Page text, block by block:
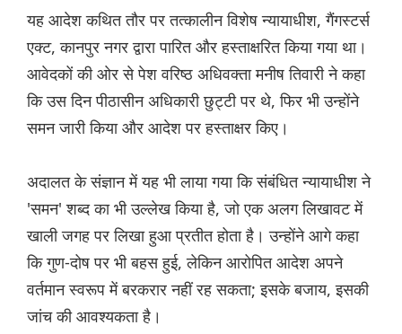
यह आदेश कथित तौर पर तत्कालीन विशेष न्यायाधीश, गैंगस्टर्स
एक्ट, कानपुर नगर द्वारा पारित और हस्ताक्षरित किया गया था।
आवेदकों की ओर से पेश वरिष्ठ अधिवक्ता मनीष तिवारी ने कहा
कि उस दिन पीठासीन अधिकारी छुट्टी पर थे, फिर भी उन्होंने
समन जारी किया और आदेश पर हस्ताक्षर किए।
अदालत के संज्ञान में यह भी लाया गया कि संबंधित न्यायाधीश ने
'समन' शब्द का भी उल्लेख किया है, जो एक अलग लिखावट में
खाली जगह पर लिखा हुआ प्रतीत होता है। उन्होंने आगे कहा
कि गुण-दोष पर भी बहस हुई, लेकिन आरोपित आदेश अपने
वर्तमान स्वरूप में बरकरार नहीं रह सकता; इसके बजाय, इसकी
जांच की आवश्यकता है।